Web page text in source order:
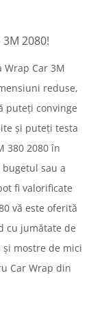
2080!
Car 3M
reduse,
puteți convinge
și puteți testa
380 2080 în
sau a
fi valorificate
vă este oferită
cu jumătate de
mostre de mici
Car Wrap din